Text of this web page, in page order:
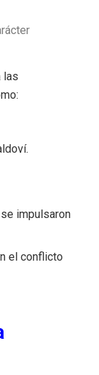
las
impulsaron
el conflicto